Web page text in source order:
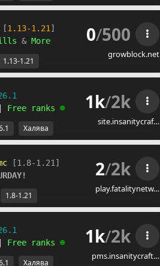
[1.13-1.21 ]
& More
0/500
growblock.net
1.13-1.21
Free ranks ☻ 1k/2k
site.insanitycraf…
Халява
[1.8-1.21]
2/2k
play.fatalitynetw…
1.8-1.21
Free ranks ☻ 1k/2k
pms.insanitycraft…
Халява